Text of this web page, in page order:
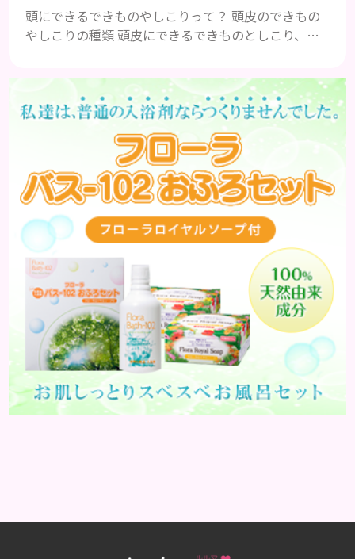
頭にできるできものやしこりって？ 頭皮のできもの
やしこりの種類 頭皮にできるできものとしこり、と
はどんな病気なのか、よりも、どんな種類のできも
のやしこりがあるのかを解説いきましょう。 水疱 ご
存知の方もいらっしゃるかと思いますが、すいほ
う、と読みます。これは表皮や表皮下にできるもので
す。表皮は0.2mmほ...